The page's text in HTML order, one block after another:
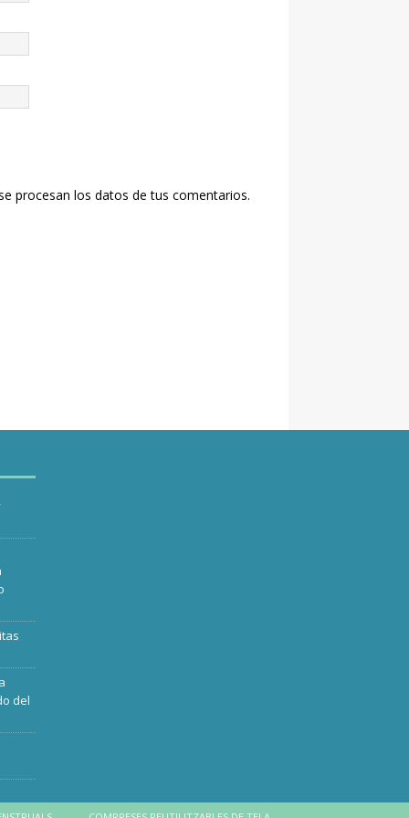
procesan los datos de tus comentarios.
del